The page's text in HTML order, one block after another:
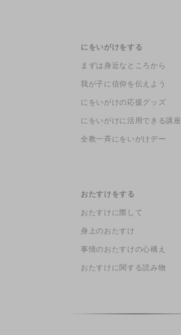
にをいがけをする
まずは身近なところから
我が子に信仰を伝えよう
にをいがけの応援グッズ
にをいがけに活用できる講座
全教一斉にをいがけデー
おたすけをする
おたすけに際して
身上のおたすけ
事情のおたすけの心構え
おたすけに関する読み物